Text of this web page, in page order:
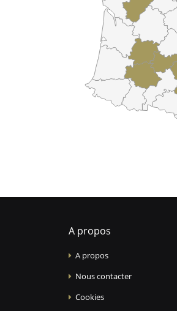
A propos
A propos
Nous contacter
Cookies